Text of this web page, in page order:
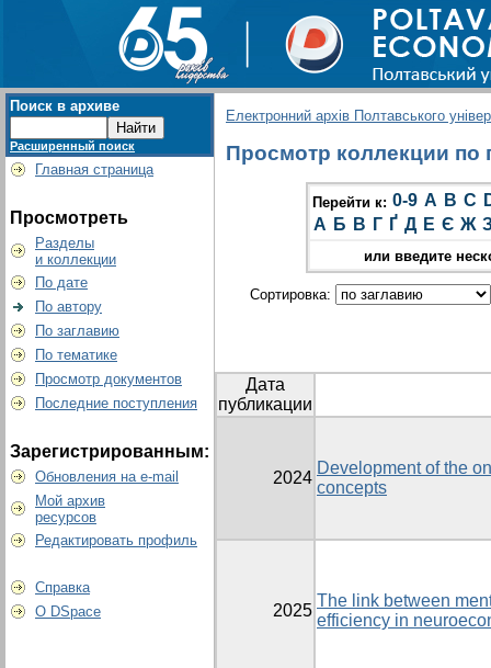
Поиск в архиве
Расширенный поиск
Главная страница
Просмотреть
Разделы
и коллекции
По дате
По автору
По заглавию
По тематике
Просмотр документов
Последние поступления
Зарегистрированным:
Обновления на e-mail
Мой архив
ресурсов
Редактировать профиль
Справка
О DSpace
Електронний архів Полтавського
Просмотр коллекции по
Перейти к: 0-9 A B C
А Б В Г Ґ Д Е Є Ж
или введите
Сортировка:
Дата
публикации
2024
Development of the
concepts
2025
The link between
efficiency in